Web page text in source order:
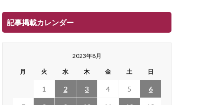
記事掲載カレンダー
2023年8月
月 火 水 木 金 土 日
1 2 3 4 5 6